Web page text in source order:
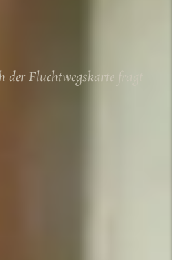
in nach der Fluchtwegskarte